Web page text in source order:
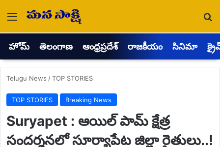
Menu
హోమ్ తెలంగాణ ఆంధ్రప్రదేశ్ రాజకీయం సినిమా
Telugu News /TOP STORIES
TOP STORIES Breaking News
Suryapet : ఆయిల్ పామ్ క్షేత్ర
సందర్శనలో సూర్యాపేట జిల్లా రైతులు..!